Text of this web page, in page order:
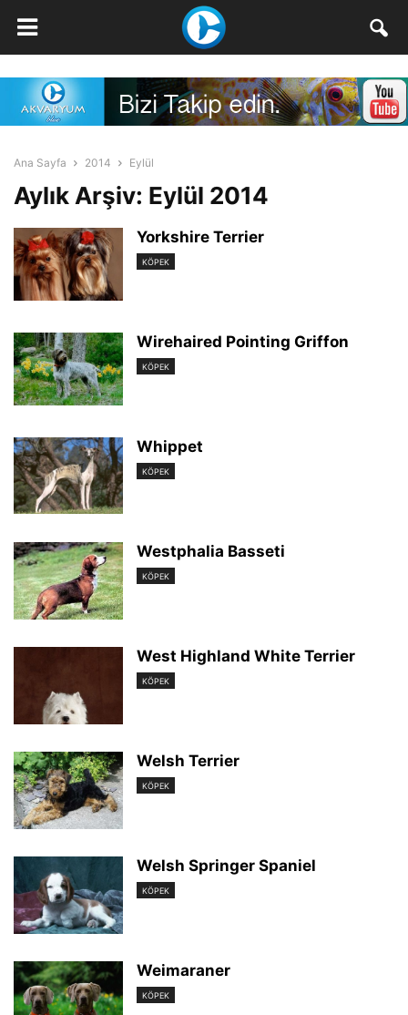
Ana Sayfa 2014 Eylül
Aylık Arşiv: Eylül 2014
Yorkshire Terrier
KÖPEK
Wirehaired Pointing Griffon
KÖPEK
Whippet
KÖPEK
Westphalia Basseti
KÖPEK
West Highland White Terrier
KÖPEK
Welsh Terrier
KÖPEK
Welsh Springer Spaniel
KÖPEK
Weimaraner
KÖPEK